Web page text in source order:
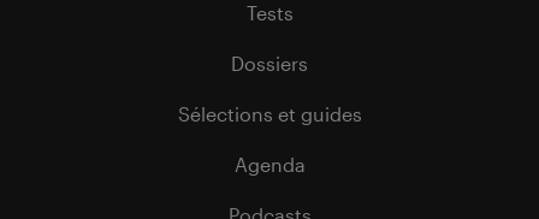
Tests
Dossiers
Sélections et guides
Agenda